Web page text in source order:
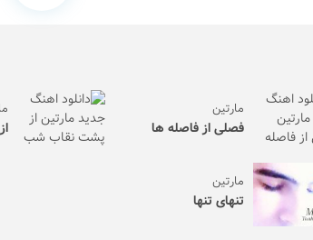
مارتین
فصلی از فاصله ها
مارتین
تنهای تنها